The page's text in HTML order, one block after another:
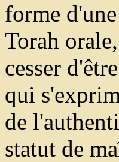
forme
Torah
cesser
qui
de
statut de